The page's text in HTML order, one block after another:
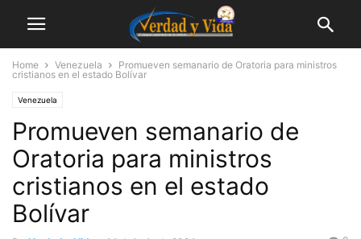
Home Venezuela
Promueven semanario de Oratoria para ministros
cristianos en el estado Bolívar
Venezuela
Promueven semanario de
Oratoria para ministros
cristianos en el estado
Bolívar